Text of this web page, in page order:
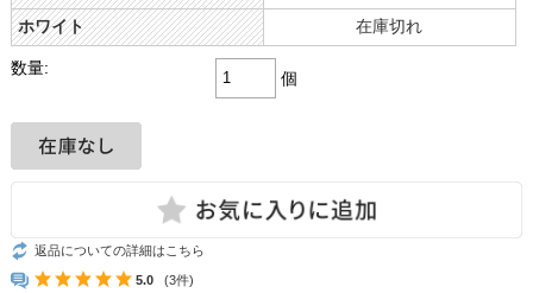
ホワイト 在庫切れ
数量:
個
返品についての詳細はこちら
5.0 (3件)